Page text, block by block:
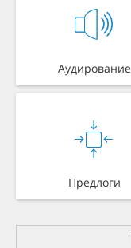
Аудирование
Предлоги